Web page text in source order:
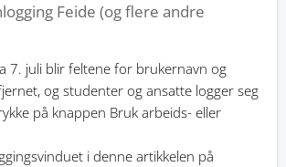
Feide (og flere andre
7. juli blir feltene for brukernavn og
og studenter og ansatte logger seg
på knappen Bruk arbeids- eller
i denne artikkelen på